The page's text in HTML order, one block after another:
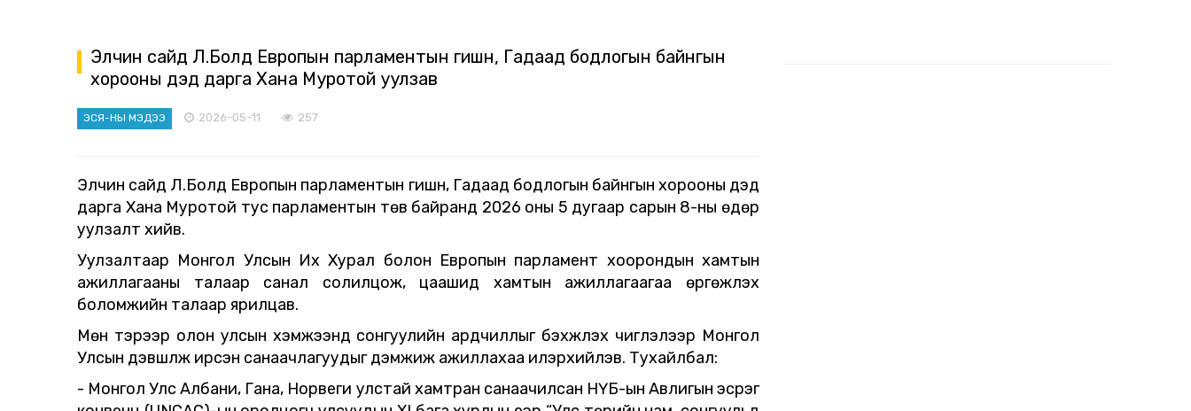
Элчин сайд Л.Болд Европын парламентын гишүүн, Гадаад бодлогын байнгын
хорооны дэд дарга Хана Муротой уулзав
ЭСЯ-НЫ МЭДЭЭ 2026-05-11 257
Элчин сайд Л.Болд Европын парламентын гишүүн, Гадаад бодлогын байнгын хорооны дэд
дарга Хана Муротой тус парламентын төв байранд 2026 оны 5 дугаар сарын 8-ны өдөр
уулзалт хийв.
Уулзалтаар Монгол Улсын Их Хурал болон Европын парламент хоорондын хамтын
ажиллагааны талаар санал солилцож, цаашид хамтын ажиллагаагаа өргөжүүлэх
боломжийн талаар ярилцав.
Мөн тэрээр олон улсын хэмжээнд сонгуулийн ардчиллыг бэхжүүлэх чиглэлээр Монгол
Улсын дэвшүүлж ирсэн санаачлагуудыг дэмжиж ажиллахаа илэрхийлэв. Тухайлбал:
- Монгол Улс Албани, Гана, Норвеги улстай хамтран санаачилсан НҮБ-ын Авлигын эсрэг